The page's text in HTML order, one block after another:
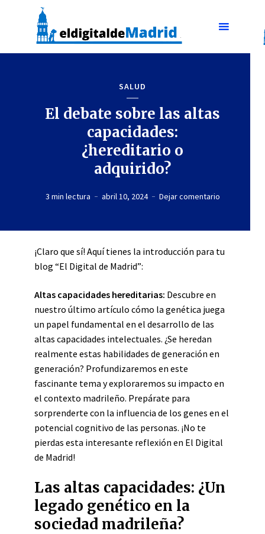
SALUD
El debate sobre las altas
capacidades:
¿hereditario o
adquirido?
3 min lectura abril 10, 2024 Dejar comentario
¡Claro que sí! Aquí tienes la introducción para tu
blog “El Digital de Madrid”:
Altas capacidades hereditarias: Descubre en
nuestro último artículo cómo la genética juega
un papel fundamental en el desarrollo de las
altas capacidades intelectuales. ¿Se heredan
realmente estas habilidades de generación en
generación? Profundizaremos en este
fascinante tema y exploraremos su impacto en
el contexto madrileño. Prepárate para
sorprenderte con la influencia de los genes en el
potencial cognitivo de las personas. ¡No te
pierdas esta interesante reflexión en El Digital
de Madrid!
Las altas capacidades: ¿Un
legado genético en la
sociedad madrileña?